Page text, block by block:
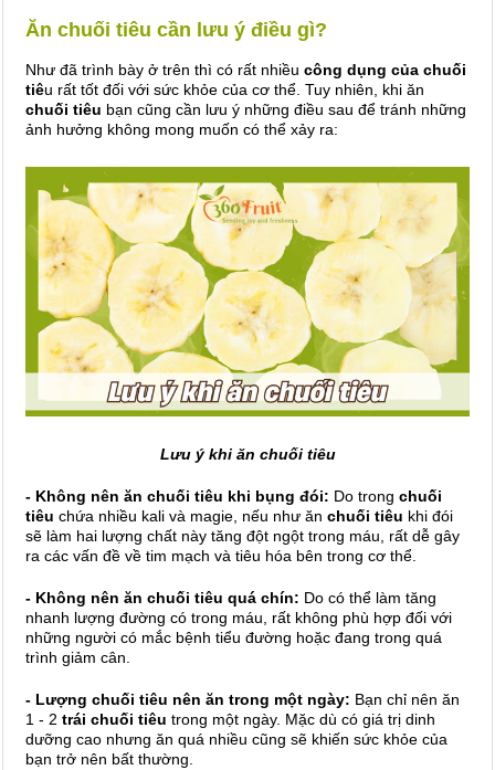
Ăn chuối tiêu cần lưu ý điều gì?
Như đã trình bày ở trên thì có rất nhiều công dụng của chuối
tiêu rất tốt đối với sức khỏe của cơ thể. Tuy nhiên, khi ăn
chuối tiêu bạn cũng cần lưu ý những điều sau để tránh những
ảnh hưởng không mong muốn có thể xảy ra:
Lưu ý khi ăn chuối tiêu
- Không nên ăn chuối tiêu khi bụng đói: Do trong chuối
tiêu chứa nhiều kali và magie, nếu như ăn chuối tiêu khi đói
sẽ làm hai lượng chất này tăng đột ngột trong máu, rất dễ gây
ra các vấn đề về tim mạch và tiêu hóa bên trong cơ thể.
- Không nên ăn chuối tiêu quá chín: Do có thể làm tăng
nhanh lượng đường có trong máu, rất không phù hợp đối với
những người có mắc bệnh tiểu đường hoặc đang trong quá
trình giảm cân.
- Lượng chuối tiêu nên ăn trong một ngày: Bạn chỉ nên ăn
1 - 2 trái chuối tiêu trong một ngày. Mặc dù có giá trị dinh
dưỡng cao nhưng ăn quá nhiều cũng sẽ khiến sức khỏe của
bạn trở nên bất thường.